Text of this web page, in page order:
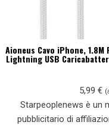
Aioneus Cavo iPhone,
Lightning USB
5,99 €
Starpeoplenews è un
pubblicitario di